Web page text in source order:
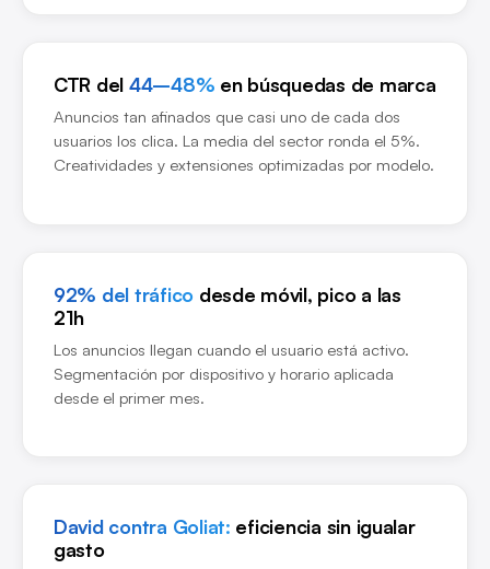
CTR del 44–48% en búsquedas de marca
Anuncios tan afinados que casi uno de cada dos
usuarios los clica. La media del sector ronda el 5%.
Creatividades y extensiones optimizadas por modelo.
92% del tráfico desde móvil, pico a las
21h
Los anuncios llegan cuando el usuario está activo.
Segmentación por dispositivo y horario aplicada
desde el primer mes.
David contra Goliat: eficiencia sin igualar
gasto